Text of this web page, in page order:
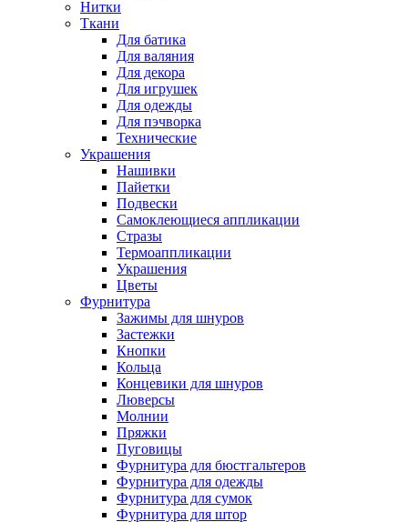
Нитки
Ткани
Для батика
Для валяния
Для декора
Для игрушек
Для одежды
Для пэчворка
Технические
Украшения
Нашивки
Пайетки
Подвески
Самоклеющиеся аппликации
Стразы
Термоаппликации
Украшения
Цветы
Фурнитура
Зажимы для шнуров
Застежки
Кнопки
Кольца
Концевики для шнуров
Люверсы
Молнии
Пряжки
Пуговицы
Фурнитура для бюстгальтеров
Фурнитура для одежды
Фурнитура для сумок
Фурнитура для штор